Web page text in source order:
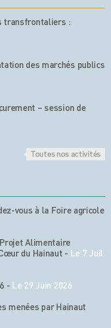
transfrontaliers :
des marchés publics
– session de
Toutes nos activités
vous à la Foire agricole
Alimentaire
du Hainaut - Le 7 Juil
- Le 29 Juin 2026
menées par Hainaut